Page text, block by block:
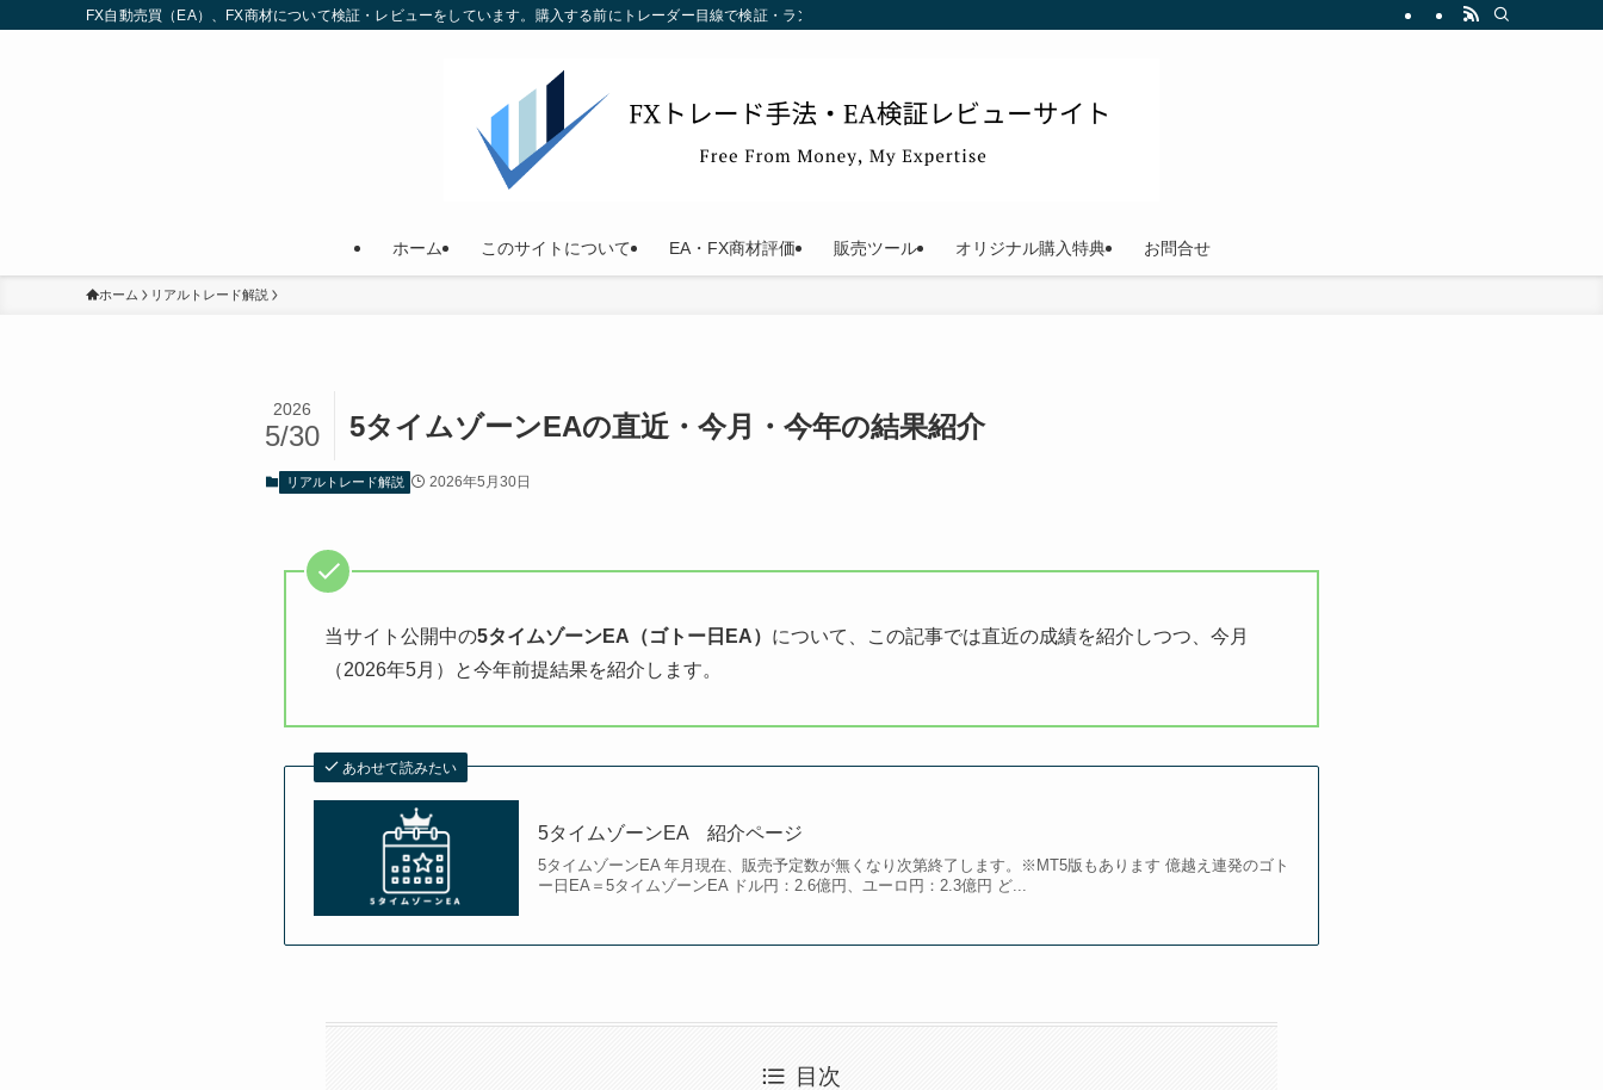
FX自動売買（EA）、FX商材について検証・レビューをしています。購入する前にトレーダー目線で検証・ランキング化している当サイトをご利用ください
ホーム このサイトについて EA・FX商材評価 販売ツール オリジナル購入特典 お問合せ
ホーム リアルトレード解説
5タイムゾーンEAの直近・今月・今年の結果紹介
2026
5/30
リアルトレード解説 2026年5月30日
当サイト公開中の5タイムゾーンEA（ゴトー日EA） について、この記事では直近の成績を紹介しつつ、今月
（2026年5月）と今年前提結果を紹介します。
あわせて読みたい
5タイムゾーンEA 紹介ページ
5タイムゾーンEA 年月現在、販売予定数が無くなり次第終了します。※MT5版もあります 億越え連発のゴト
ー日EA＝5タイムゾーンEA ドル円：2.6億円、ユーロ円：2.3億円 ど...
目次